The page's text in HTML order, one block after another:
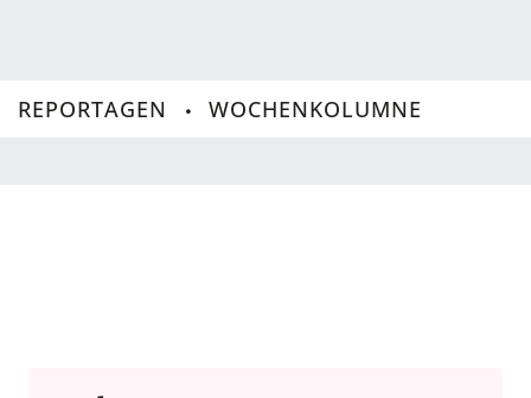
REPORTAGEN WOCHENKOLUMNE